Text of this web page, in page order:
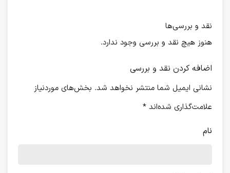
نقد و بررسی‌ها
هنوز هیچ نقد و بررسی وجود ندارد.
اضافه کردن نقد و بررسی
نشانی ایمیل شما منتشر نخواهد شد. بخش‌های موردنیاز
علامت‌گذاری شده‌اند *
نام